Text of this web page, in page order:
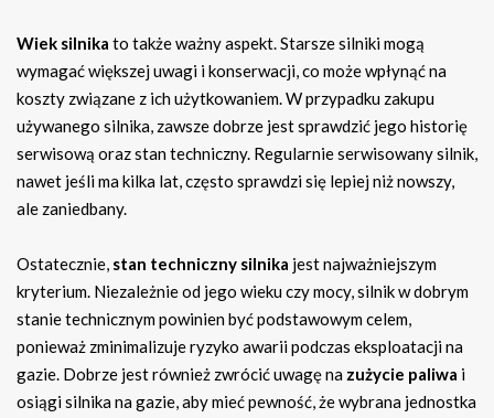
Wiek silnika to także ważny aspekt. Starsze silniki mogą
wymagać większej uwagi i konserwacji, co może wpłynąć na
koszty związane z ich użytkowaniem. W przypadku zakupu
używanego silnika, zawsze dobrze jest sprawdzić jego historię
serwisową oraz stan techniczny. Regularnie serwisowany silnik,
nawet jeśli ma kilka lat, często sprawdzi się lepiej niż nowszy,
ale zaniedbany.
Ostatecznie, stan techniczny silnika jest najważniejszym
kryterium. Niezależnie od jego wieku czy mocy, silnik w dobrym
stanie technicznym powinien być podstawowym celem,
ponieważ zminimalizuje ryzyko awarii podczas eksploatacji na
gazie. Dobrze jest również zwrócić uwagę na zużycie paliwa i
osiągi silnika na gazie, aby mieć pewność, że wybrana jednostka